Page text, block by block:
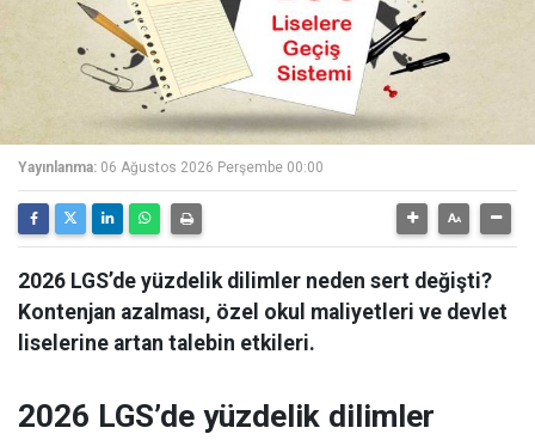
Yayınlanma: 06 Ağustos 2026 Perşembe 00:00
2026 LGS’de yüzdelik dilimler neden sert değişti?
Kontenjan azalması, özel okul maliyetleri ve devlet
liselerine artan talebin etkileri.
2026 LGS’de yüzdelik dilimler